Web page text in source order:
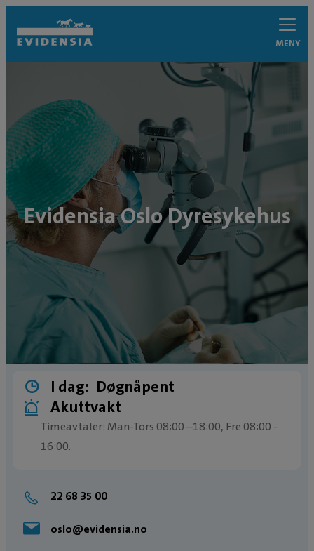
MENY
Evidensia Oslo Dyresykehus
I dag: Døgnåpent
Akuttvakt
Timeavtaler: Man-Tors 08:00 –18:00, Fre 08:00 -
16:00.
22 68 35 00
oslo@evidensia.no